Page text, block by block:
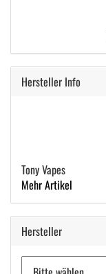
Hersteller Info
Tony Vapes
Mehr Artikel
Hersteller